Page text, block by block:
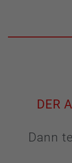
DER
Dann